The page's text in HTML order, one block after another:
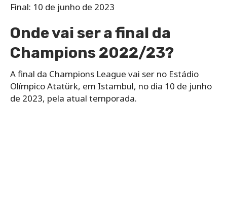
Final: 10 de junho de 2023
Onde vai ser a final da
Champions 2022/23?
A final da Champions League vai ser no Estádio
Olímpico Atatürk, em Istambul, no dia 10 de junho
de 2023, pela atual temporada.